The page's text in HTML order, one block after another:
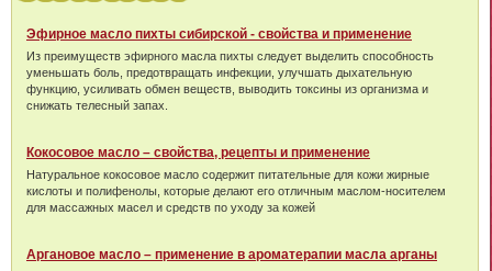
Эфирное масло пихты сибирской - свойства и применение
Из преимуществ эфирного масла пихты следует выделить способность
уменьшать боль, предотвращать инфекции, улучшать дыхательную
функцию, усиливать обмен веществ, выводить токсины из организма и
снижать телесный запах.
Кокосовое масло – свойства, рецепты и применение
Натуральное кокосовое масло содержит питательные для кожи жирные
кислоты и полифенолы, которые делают его отличным маслом-носителем
для массажных масел и средств по уходу за кожей
Аргановое масло – применение в ароматерапии масла арганы